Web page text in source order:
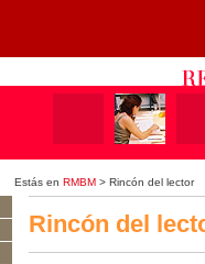
Estás en RMBM > Rincón del lector
Rincón del